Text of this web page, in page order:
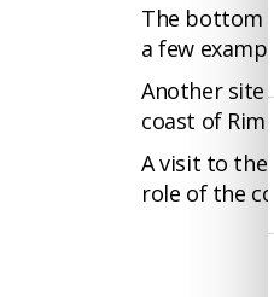
The bottom
a few
Another site
coast of
A visit to the
role of the